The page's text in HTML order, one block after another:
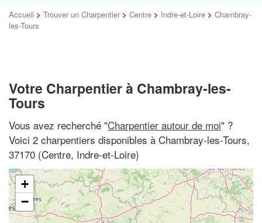
Accueil > Trouver un Charpentier > Centre > Indre-et-Loire > Chambray-
les-Tours
Votre Charpentier à Chambray-les-
Tours
Vous avez recherché "Charpentier autour de moi" ?
Voici 2 charpentiers disponibles à Chambray-les-Tours,
37170 (Centre, Indre-et-Loire)
+
−